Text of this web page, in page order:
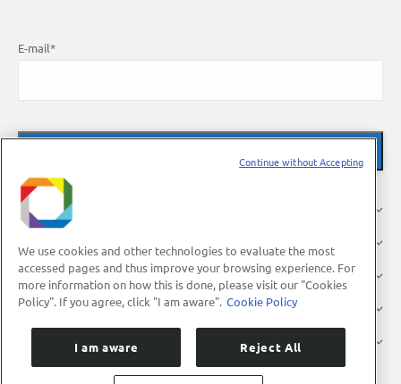
E-mail*
About Us
Industry
Users
We use cookies and other technologies to evaluate the most
accessed pages and thus improve your browsing experience. For
more information on how this is done, please visit our "Cookies
Policy". If you agree, click "I am aware". Cookie Policy
I am aware Reject All
Continue without Accepting